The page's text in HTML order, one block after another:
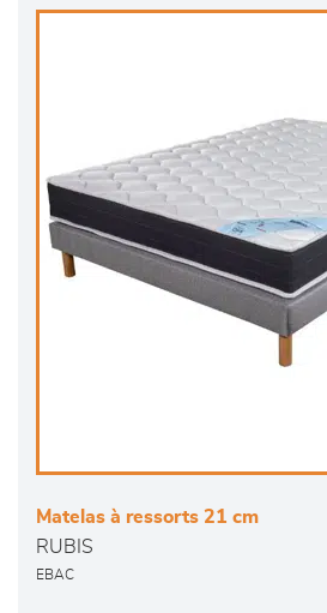
Matelas à ressorts 21 cm
RUBIS
EBAC